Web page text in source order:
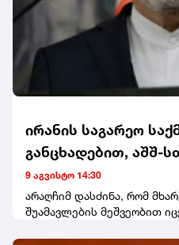
ირანის საგარეო
განცხადებით, აშშ-
მოლაპარაკებები არ
დროებითი
ირღვევა
9 აგვისტო 14:30
არაღჩიმ დასძინა, რომ
შუამავლების მეშვეობით